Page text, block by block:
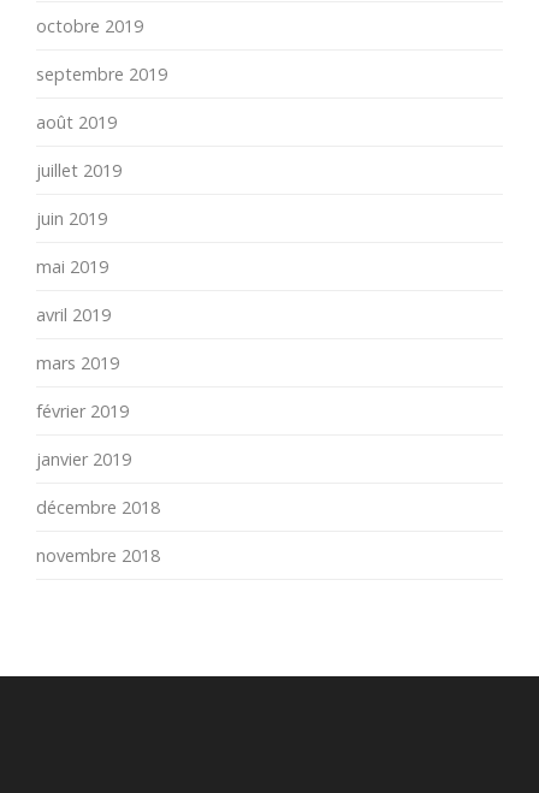
octobre 2019
septembre 2019
août 2019
juillet 2019
juin 2019
mai 2019
avril 2019
mars 2019
février 2019
janvier 2019
décembre 2018
novembre 2018